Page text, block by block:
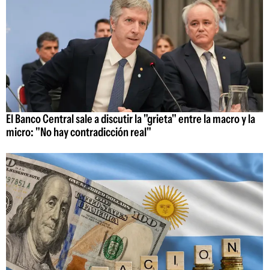
El Banco Central sale a discutir la "grieta" entre la macro y la
micro: "No hay contradicción real"